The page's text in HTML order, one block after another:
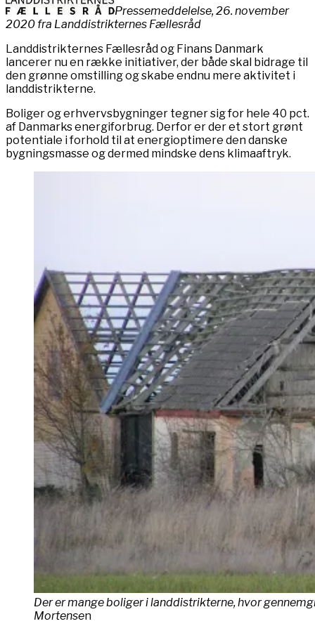
Pressemeddelelse, 26. november
2020 fra Landdistrikternes Fællesråd
Landdistrikternes Fællesråd og Finans Danmark
lancerer nu en række initiativer, der både skal bidrage til
den grønne omstilling og skabe endnu mere aktivitet i
landdistrikterne.
Boliger og erhvervsbygninger tegner sig for hele 40 pct.
af Danmarks energiforbrug. Derfor er der et stort grønt
potentiale i forhold til at energioptimere den danske
bygningsmasse og dermed mindske dens klimaaftryk.
Der er mange boliger i landdistrikterne, hvor
Mortensen